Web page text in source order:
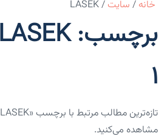
خانه / سایت /
LASEK
1
مشاهده می‌کنید.